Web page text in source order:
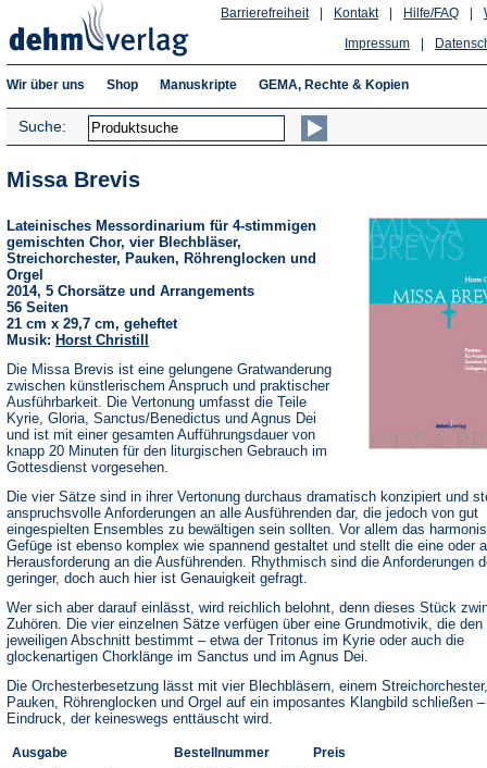
Hilfe/FAQ
Kontakt
Barrierefreiheit
Impressum
Wir über uns Shop Manuskripte GEMA, Rechte & Kopien
Suche:
Missa Brevis
Lateinisches Messordinarium für 4-stimmigen
gemischten Chor, vier Blechbläser,
Streichorchester, Pauken, Röhrenglocken und
Orgel
2014, 5 Chorsätze und Arrangements
56 Seiten
21 cm x 29,7 cm, geheftet
Musik: Horst Christill
Die Missa Brevis ist eine gelungene Gratwanderung
zwischen künstlerischem Anspruch und praktischer
Ausführbarkeit. Die Vertonung umfasst die Teile
Kyrie, Gloria, Sanctus/Benedictus und Agnus Dei
und ist mit einer gesamten Aufführungsdauer von
knapp 20 Minuten für den liturgischen Gebrauch im
Gottesdienst vorgesehen.
Die vier Sätze sind in ihrer Vertonung durchaus dramatisch konzipiert und
anspruchsvolle Anforderungen an alle Ausführenden dar, die jedoch von gut
eingespielten Ensembles zu bewältigen sein sollten. Vor allem das
Gefüge ist ebenso komplex wie spannend gestaltet und stellt die eine oder
Herausforderung an die Ausführenden. Rhythmisch sind die Anforderungen
geringer, doch auch hier ist Genauigkeit gefragt.
Wer sich aber darauf einlässt, wird reichlich belohnt, denn dieses Stück
Zuhören. Die vier einzelnen Sätze verfügen über eine Grundmotivik, die den
jeweiligen Abschnitt bestimmt – etwa der Tritonus im Kyrie oder auch die
glockenartigen Chorklänge im Sanctus und im Agnus Dei.
Die Orchesterbesetzung lässt mit vier Blechbläsern, einem Streichorchester,
Pauken, Röhrenglocken und Orgel auf ein imposantes Klangbild schließen
Eindruck, der keineswegs enttäuscht wird.
Ausgabe Bestellnummer
Preis